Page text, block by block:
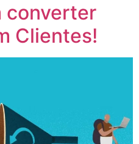
converter
Clientes!